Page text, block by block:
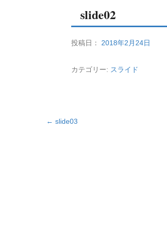
slide02
投稿日： 2018年2月24日
カテゴリー: スライド
投稿ナビゲーション
← slide03